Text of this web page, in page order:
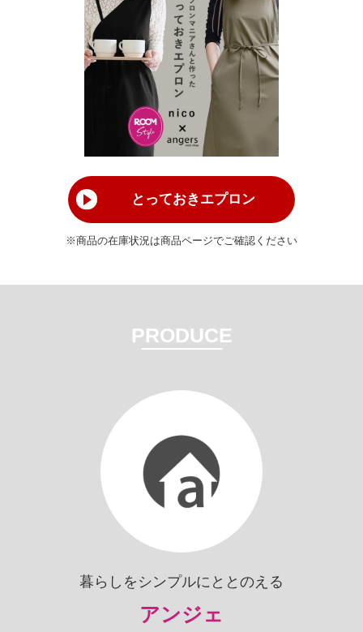
とっておきエプロン
※商品の在庫状況は商品ページでご確認ください
PRODUCE
暮らしをシンプルにととのえる
アンジェ